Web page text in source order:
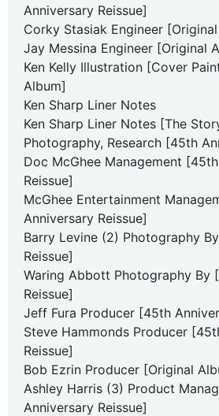
Anniversary Reissue]
Corky Stasiak Engineer
Jay Messina Engineer [Original
Ken Kelly Illustration [Cover
Album]
Ken Sharp Liner Notes
Ken Sharp Liner Notes [The
Photography, Research [45th
Doc McGhee Management
Reissue]
McGhee Entertainment
Anniversary Reissue]
Barry Levine (2) Photography
Reissue]
Waring Abbott Photography By
Reissue]
Jeff Fura Producer [45th
Steve Hammonds Producer
Reissue]
Bob Ezrin Producer [Original
Ashley Harris (3) Product
Anniversary Reissue]